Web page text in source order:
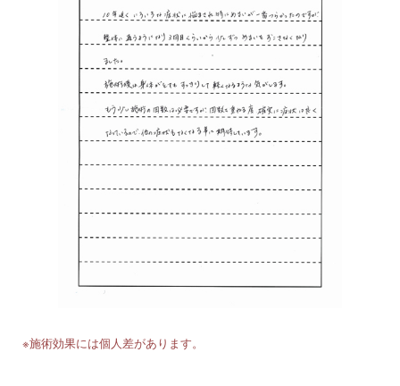
※施術効果には個人差があります。